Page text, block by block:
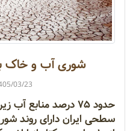
شوری آب و خاک
03/23
سطحی ایران دارای روند